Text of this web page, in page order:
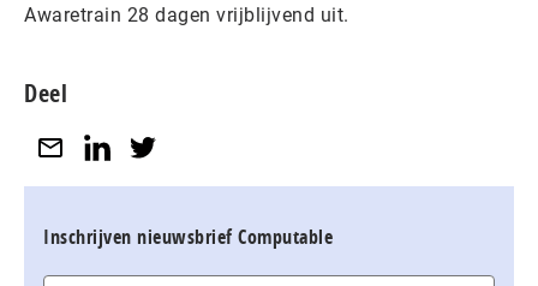
Awaretrain 28 dagen vrijblijvend uit.
Deel
Inschrijven nieuwsbrief Computable